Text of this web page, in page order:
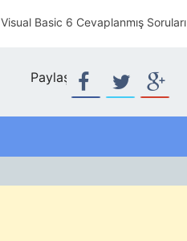
Visual Basic 6 Cevaplanmış Soruları
Paylaş: